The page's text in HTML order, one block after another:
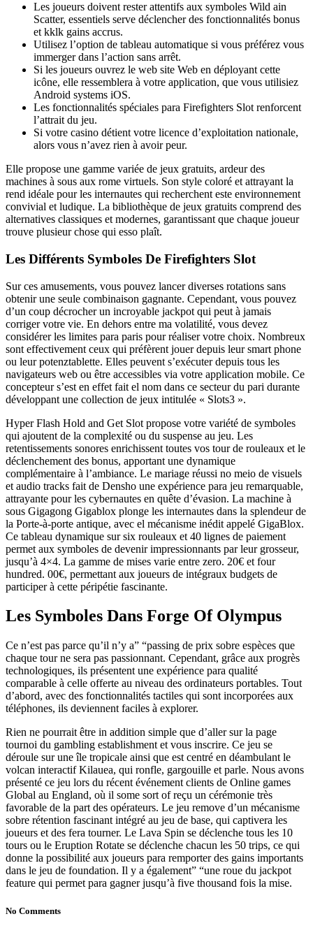
Les joueurs doivent rester attentifs aux symboles Wild ain
Scatter, essentiels serve déclencher des fonctionnalités bonus
et kklk gains accrus.
Utilisez l’option de tableau automatique si vous préférez vous
immerger dans l’action sans arrêt.
Si les joueurs ouvrez le web site Web en déployant cette
icône, elle ressemblera à votre application, que vous utilisiez
Android systems iOS.
Les fonctionnalités spéciales para Firefighters Slot renforcent
l’attrait du jeu.
Si votre casino détient votre licence d’exploitation nationale,
alors vous n’avez rien à avoir peur.
Elle propose une gamme variée de jeux gratuits, ardeur des
machines à sous aux rome virtuels. Son style coloré et attrayant la
rend idéale pour les internautes qui recherchent este environnement
convivial et ludique. La bibliothèque de jeux gratuits comprend des
alternatives classiques et modernes, garantissant que chaque joueur
trouve plusieur chose qui esso plaît.
Les Différents Symboles De Firefighters Slot
Sur ces amusements, vous pouvez lancer diverses rotations sans
obtenir une seule combinaison gagnante. Cependant, vous pouvez
d’un coup décrocher un incroyable jackpot qui peut à jamais
corriger votre vie. En dehors entre ma volatilité, vous devez
considérer les limites para paris pour réaliser votre choix. Nombreux
sont effectivement ceux qui préfèrent jouer depuis leur smart phone
ou leur potenztablette. Elles peuvent s’exécuter depuis tous les
navigateurs web ou être accessibles via votre application mobile. Ce
concepteur s’est en effet fait el nom dans ce secteur du pari durante
développant une collection de jeux intitulée « Slots3 ».
Hyper Flash Hold and Get Slot propose votre variété de symboles
qui ajoutent de la complexité ou du suspense au jeu. Les
retentissements sonores enrichissent toutes vos tour de rouleaux et le
déclenchement des bonus, apportant une dynamique
complémentaire à l’ambiance. Le mariage réussi no meio de visuels
et audio tracks fait de Densho une expérience para jeu remarquable,
attrayante pour les cybernautes en quête d’évasion. La machine à
sous Gigagong Gigablox plonge les internautes dans la splendeur de
la Porte-à-porte antique, avec el mécanisme inédit appelé GigaBlox.
Ce tableau dynamique sur six rouleaux et 40 lignes de paiement
permet aux symboles de devenir impressionnants par leur grosseur,
jusqu’à 4×4. La gamme de mises varie entre zero. 20€ et four
hundred. 00€, permettant aux joueurs de intégraux budgets de
participer à cette péripétie fascinante.
Les Symboles Dans Forge Of Olympus
Ce n’est pas parce qu’il n’y a” “passing de prix sobre espèces que
chaque tour ne sera pas passionnant. Cependant, grâce aux progrès
technologiques, ils présentent une expérience para qualité
comparable à celle offerte au niveau des ordinateurs portables. Tout
d’abord, avec des fonctionnalités tactiles qui sont incorporées aux
téléphones, ils deviennent faciles à explorer.
Rien ne pourrait être in addition simple que d’aller sur la page
tournoi du gambling establishment et vous inscrire. Ce jeu se
déroule sur une île tropicale ainsi que est centré en déambulant le
volcan interactif Kilauea, qui ronfle, gargouille et parle. Nous avons
présenté ce jeu lors du récent événement clients de Online games
Global au England, où il some sort of reçu un cérémonie très
favorable de la part des opérateurs. Le jeu remove d’un mécanisme
sobre rétention fascinant intégré au jeu de base, qui captivera les
joueurs et des fera tourner. Le Lava Spin se déclenche tous les 10
tours ou le Eruption Rotate se déclenche chacun les 50 trips, ce qui
donne la possibilité aux joueurs para remporter des gains importants
dans le jeu de foundation. Il y a également” “une roue du jackpot
feature qui permet para gagner jusqu’à five thousand fois la mise.
No Comments